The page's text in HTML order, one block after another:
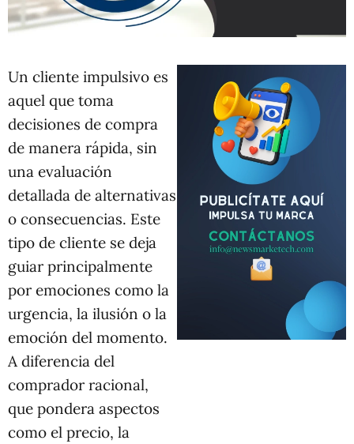
Un cliente impulsivo es
aquel que toma
decisiones de compra
de manera rápida, sin
una evaluación
detallada de alternativas
o consecuencias. Este
tipo de cliente se deja
guiar principalmente
por emociones como la
urgencia, la ilusión o la
emoción del momento.
A diferencia del
comprador racional,
que pondera aspectos
como el precio, la